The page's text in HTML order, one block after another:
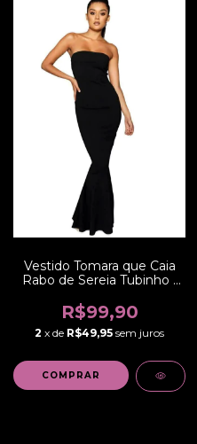
Vestido Tomara que Caia
Rabo de Sereia Tubinho |
R$99,90
2 x de R$49,95 sem juros
COMPRAR